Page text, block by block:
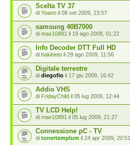
Scelta TV 37
di Yoann il 08 set 2009, 23:57
samsung 40B7000
di max10891 il 19 ago 2009, 01:22
Info Decoder DTT Full HD
di balubeto il 29 ago 2009, 11:56
Digitale terrestre
di diegofio il 17 giu 2009, 16:42
Addio VHS
di FridayChild il 05 lug 2009, 12:44
TV LCD Help!
di max10891 il 05 lug 2009, 21:27
Connessione pC - TV
di tonertemplum il 24 apr 2009, 20:51